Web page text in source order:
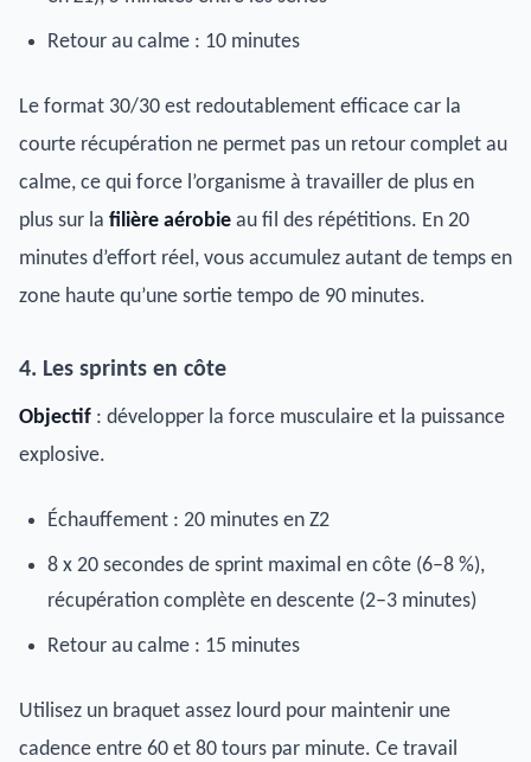
Retour au calme : 10 minutes
Le format 30/30 est redoutablement efficace car la
courte récupération ne permet pas un retour complet au
calme, ce qui force l’organisme à travailler de plus en
plus sur la filière aérobie au fil des répétitions. En 20
minutes d’effort réel, vous accumulez autant de temps en
zone haute qu’une sortie tempo de 90 minutes.
4. Les sprints en côte
Objectif : développer la force musculaire et la puissance
explosive.
Échauffement : 20 minutes en Z2
8 x 20 secondes de sprint maximal en côte (6–8 %),
récupération complète en descente (2–3 minutes)
Retour au calme : 15 minutes
Utilisez un braquet assez lourd pour maintenir une
cadence entre 60 et 80 tours par minute. Ce travail